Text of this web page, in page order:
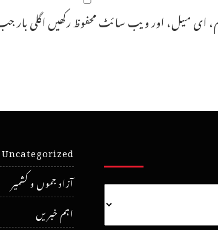
ای میل، اور ویب سائٹ محفوظ رکھیں اگلی
Uncategorized
آزاد جموں و کشمیر
اہم خبریں